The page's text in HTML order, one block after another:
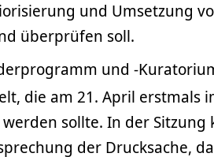
und Umsetzung
überprüfen soll.
und -
die am 21. April erstmals
sollte. In der Sitzung
der Drucksache, da